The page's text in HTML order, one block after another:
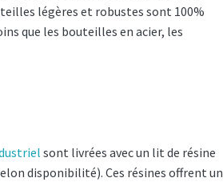
légères et robustes sont 100%
que les bouteilles en acier, les
sont livrées avec un lit de résine
disponibilité). Ces résines offrent un